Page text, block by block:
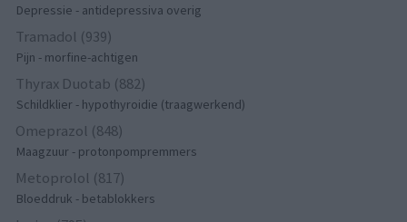
Depressie - antidepressiva overig
Tramadol (939)
Pijn - morfine-achtigen
Thyrax Duotab (882)
Schildklier - hypothyroidie (traagwerkend)
Omeprazol (848)
Maagzuur - protonpompremmers
Metoprolol (817)
Bloeddruk - betablokkers